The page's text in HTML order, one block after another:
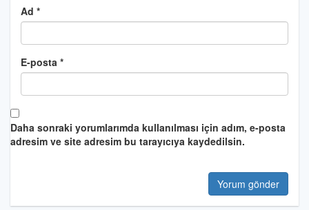
Ad *
E-posta *
Daha sonraki yorumlarımda kullanılması için adım, e-posta
adresim ve site adresim bu tarayıcıya kaydedilsin.